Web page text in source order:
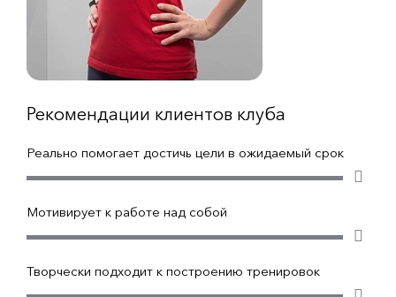
Рекомендации клиентов клуба
Реально помогает достичь цели в ожидаемый срок
Мотивирует к работе над собой
Творчески подходит к построению тренировок